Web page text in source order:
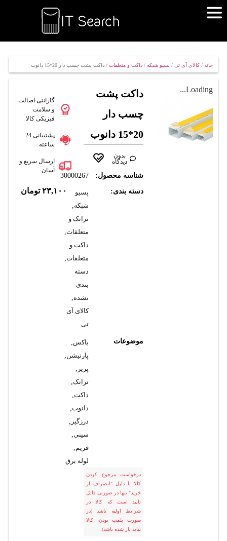
خانه/ کالای آی تی/ پسیو شبکه/ داکت و متعلقات/ داکت پشت چسب دار 20*15 دانوب
Loading...
داکت پشت
چسب دار
20*15 دانوب
بدون
دیدگاه
شناسه محصول: 30000267
دسته بندی:
پسیو
شبکه,
ترانک و
متعلقات,
داکت و
متعلقات,
دسته
بندی
نشده,
کالای آی
تی
موضوعات باکس,
پارتیشن,
پریز ,
ترانک,
داکت,
دانوب,
درزگیر ,
سینی,
فریم,
لوله برق
درخواست مرجوع کردن
کالا با دلیل "انصراف از
خرید" تنها در صورتی قابل
تایید است که کالا در
شرایط اولیه باشد (در
صورت پلمپ بودن، کالا
نباید باز شده باشد).
گارانتی اصالت
و سلامت
فیزیکی کالا
پشتیبانی 24
ساعته
ارسال سریع و
آسان
۲۳,۱۰۰ تومان